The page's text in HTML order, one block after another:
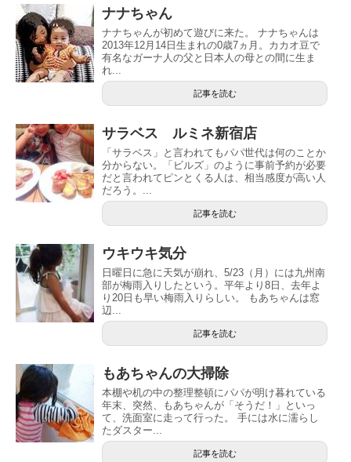
ナナちゃん
ナナちゃんが初めて遊びに来た。 ナナちゃんは
2013年12月14日生まれの0歳7ヵ月。カカオ豆で
有名なガーナ人の父と日本人の母との間に生ま
れ...
記事を読む
サラベス ルミネ新宿店
「サラベス」と言われてもパパ世代は何のことか
分からない。「ビルズ」のように事前予約が必要
だと言われてピンとくる人は、相当感度が高い人
だろう。...
記事を読む
ウキウキ気分
日曜日に急に天気が崩れ、5/23（月）には九州南
部が梅雨入りしたという。平年より8日、去年よ
り20日も早い梅雨入りらしい。 もあちゃんは窓
辺...
記事を読む
もあちゃんの大掃除
本棚や机の中の整理整頓にパパが明け暮れている
年末、突然、もあちゃんが「そうだ！」といっ
て、洗面室に走って行った。 手には水に濡らし
たダスター...
記事を読む